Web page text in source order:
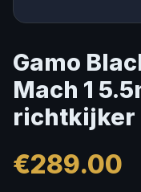
Gamo
Mach 1
richtkijker
€289.00